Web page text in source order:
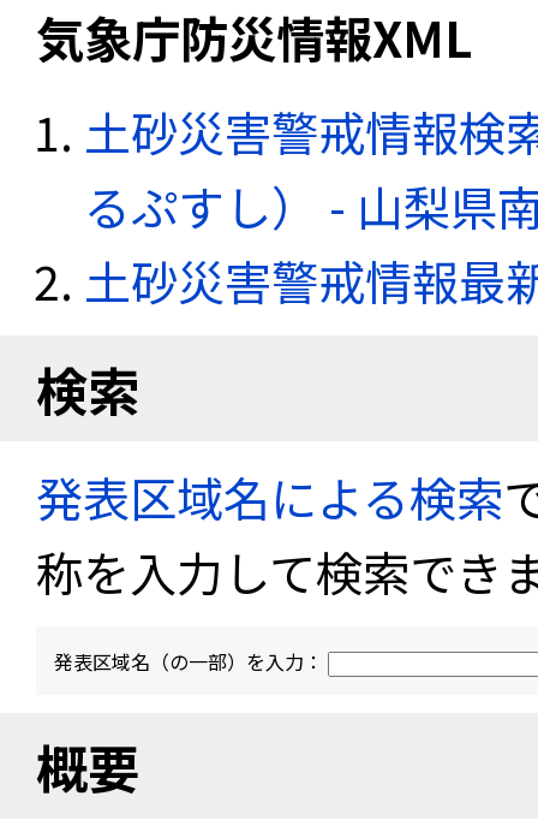
気象庁防災情報XML
土砂災害警戒情報検
るぷすし） - 山梨県
土砂災害警戒情報最
検索
発表区域名による検索
称を入力して検索でき
発表区域名（の一部）を入力：
概要